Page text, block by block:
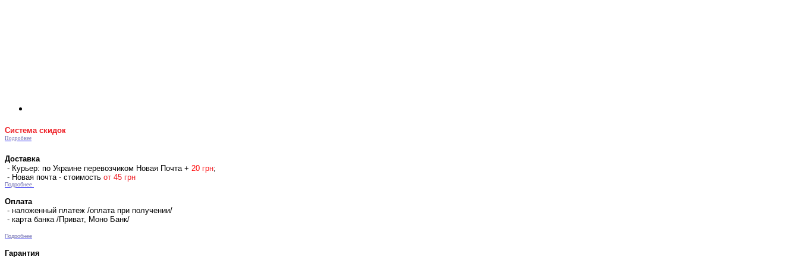
Система скидок
Подробнее
Доставка
- Курьер: по Украине перевозчиком Новая Почта + 20 грн;
- Новая почта - стоимость от 45 грн
Подробнее
Оплата
- наложенный платеж /оплата при получении/
- карта банка /Приват, Моно Банк/
Подробнее
Гарантия